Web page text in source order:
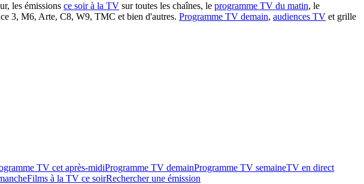
les émissions ce soir à la TV sur toutes les chaînes, le programme TV du matin, le
3, M6, Arte, C8, W9, TMC et bien d'autres. Programme TV demain, audiences TV et grille
TV cet après-midiProgramme TV demainProgramme TV semaineTV en direct
Films à la TV ce soirRechercher une émission